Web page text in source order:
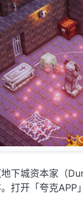
下城资本家（
打开「夸克